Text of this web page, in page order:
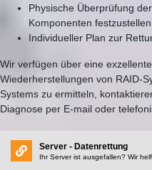
Physische Überprüfung
Komponenten festzustellen.
Individueller Plan zur
Wir verfügen über eine
Wiederherstellungen von RAID-
Systems zu ermitteln,
Diagnose per E-mail oder
Server - Datenrettung
Ihr Server ist ausgefallen? Wir